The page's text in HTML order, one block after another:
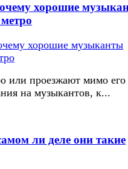
хорошие
или проезжают мимо его
на музыкантов, к...
ли деле они такие